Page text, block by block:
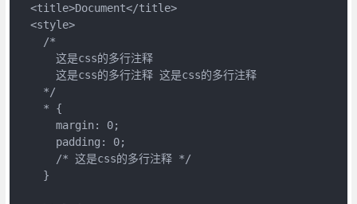
  <title>Document</title>
  <style>
    /*
      这是css的多行注释
      这是css的多行注释 这是css的多行注释
    */
    * {
      margin: 0;
      padding: 0;
      /* 这是css的多行注释 */
    }